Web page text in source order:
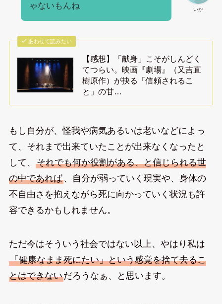
いか
ゃないもんね
あわせて読みたい
【感想】「献身」こそがしんどく
てつらい。映画『劇場』（又吉直
樹原作）が抉る「信頼されるこ
と」の甘…
もし自分が、怪我や病気あるいは老いなどによっ
て、それまで出来ていたことが出来なくなったと
して、 それでも何か役割がある、と信じられる世
の中であれば、自分が弱っていく現実や、身体の
不自由さを抱えながら死に向かっていく状況も許
容できるかもしれません。
ただ今はそういう社会ではない以上、やはり私は
「健康なまま死にたい」という感覚を捨て去るこ
とはできないだろうなぁ、と思います。